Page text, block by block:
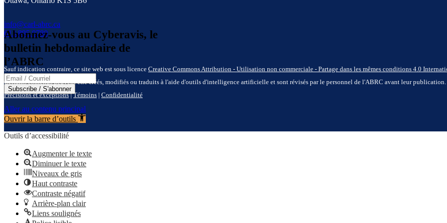
info@carl-abrc.ca
613.895.0780
Abonnez-vous au Cyberavis, le
bulletin hebdomadaire de
l’ABRC
Email address / Adresse e-mail
Subscribe / S'abonner
Sauf indication contraire, ce site web est sous licence Creative Commons Attribution - Utilisation non commerciale - Partage dans les mêmes conditions 4.0
Certains contenus peuvent être créés, modifiés ou traduits à l'aide d'outils d'intelligence artificielle et sont révisés par le personnel de l'ABRC avant leur publication.
Précisions et exceptions|Témoins | Confidentialité
Aller au contenu principal
Ouvrir la barre d’outils
Outils d’accessibilité
Augmenter le texte
Diminuer le texte
Niveaux de gris
Haut contraste
Contraste négatif
Arrière-plan clair
Liens soulignés